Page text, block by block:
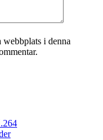
webbplats i denna